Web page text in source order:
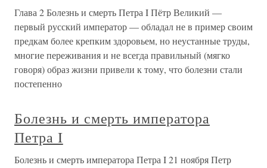
Глава 2 Болезнь и смерть Петра I Пётр Великий —
первый русский император — обладал не в пример своим
предкам более крепким здоровьем, но неустанные труды,
многие переживания и не всегда правильный (мягко
говоря) образ жизни привели к тому, что болезни стали
постепенно
Болезнь и смерть императора
Петра I
Болезнь и смерть императора Петра I 21 ноября Петр